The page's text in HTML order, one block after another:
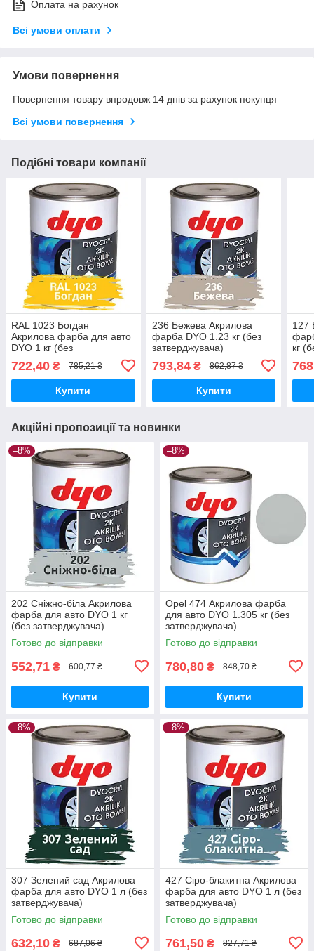
Оплата на рахунок
Всі умови оплати
Умови повернення
Повернення товару впродовж 14 днів за рахунок покупця
Всі умови повернення
Подібні товари компанії
RAL 1023 Богдан
Акрилова фарба для авто
DYO 1 кг (без
722,40 ₴ 785,21 ₴
Купити
236 Бежева Акрилова
фарба DYO 1.23 кг (без
затверджувача)
793,84₴ 862,87 ₴
Купити
127
кг
Акційні пропозиції та новинки
–8%
202 Сніжно-біла Акрилова
фарба для авто DYO 1 кг
(без затверджувача)
Готово до відправки
552,71 ₴ 600,77 ₴
Купити
–8%
Opel 474 Акрилова фарба
для авто DYO 1.305 кг (без
затверджувача)
Готово до відправки
780,80 ₴ 848,70 ₴
Купити
–8%
307 Зелений сад Акрилова
фарба для авто DYO 1 л (без
затверджувача)
Готово до відправки
632,10 ₴ 687,06 ₴
–8%
427 Сіро-блакитна Акрилова
фарба для авто DYO 1 л (без
затверджувача)
Готово до відправки
761,50 ₴ 827,71 ₴